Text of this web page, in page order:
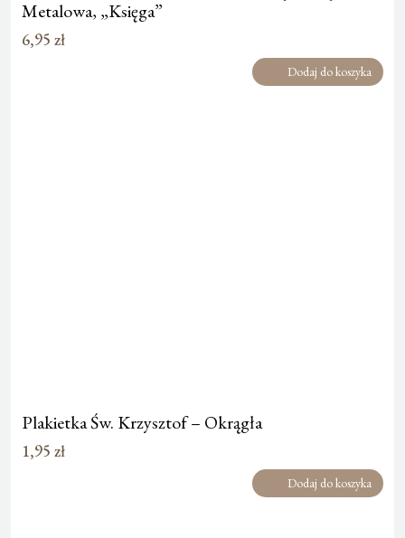
Metalowa, „Księga”
6,95 zł
Dodaj do koszyka
Plakietka Św. Krzysztof – Okrągła
1,95 zł
Dodaj do koszyka